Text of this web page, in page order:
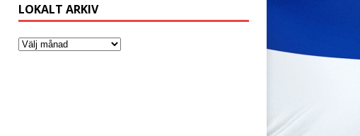
LOKALT ARKIV